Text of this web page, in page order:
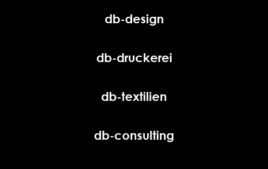
db-design
db-druckerei
db-textilien
db-consulting